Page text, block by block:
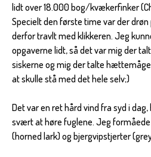
lidt over 18.000 bog/kvækerfinker
Specielt den første time var der
derfor travlt med klikkeren. Jeg
opgaverne lidt, så det var mig der
siskerne og mig der talte
at skulle stå med det hele selv;)
Det var en ret hård vind fra syd i
svært at høre fuglene. Jeg
(horned lark) og bjergvipstjerter